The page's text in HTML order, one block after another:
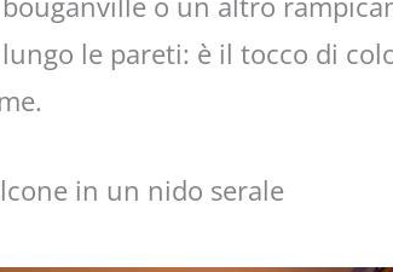
le pareti: è il tocco di
in un nido serale